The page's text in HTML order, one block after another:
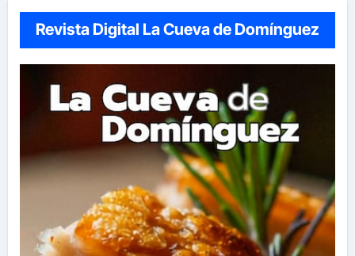
Revista Digital La Cueva de Domínguez